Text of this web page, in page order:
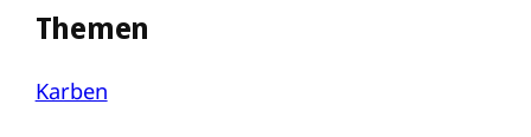
Themen
Karben